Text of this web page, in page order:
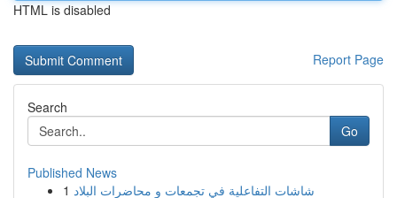
HTML is disabled
Report Page
Search
Go
Published News
1 شاشات التفاعلية في تجمعات و محاضرات البلاد